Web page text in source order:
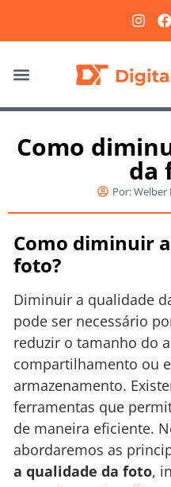
Como
da
Por:Welber
Como diminuir
foto?
Diminuir a qualidade
pode ser necessário
reduzir o tamanho do
compartilhamento ou
armazenamento.
ferramentas que
de maneira eficiente.
abordaremos as
a qualidade da foto,